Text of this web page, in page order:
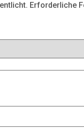
Erforderliche